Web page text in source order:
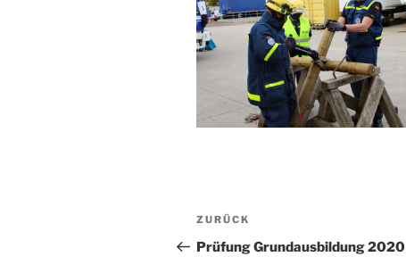
Beitragsnavigation
Vorheriger
Beitrag
ZURÜCK
Prüfung Grundausbildung 2020